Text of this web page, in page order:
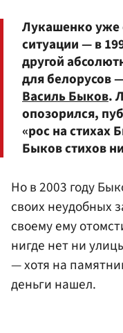
Лукашенко уже
ситуации — в
другой
для белорусов
Василь Быков.
опозорился,
«рос на стихах
Быков стихов
Но в 2003 году
своих неудобных
своему ему
нигде нет ни
— хотя на
деньги нашел.